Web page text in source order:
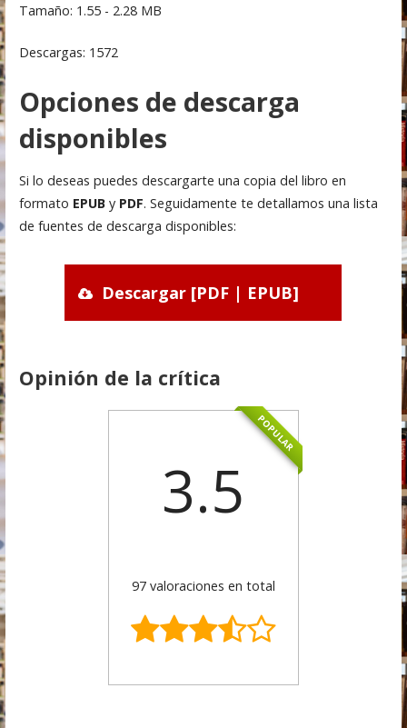
Tamaño: 1.55 - 2.28 MB
Descargas: 1572
Opciones de descarga
disponibles
Si lo deseas puedes descargarte una copia del libro en
formato EPUBy PDF. Seguidamente te detallamos una lista
de fuentes de descarga disponibles:
Descargar [PDF | EPUB]
Opinión de la crítica
POPULAR
3.5
97 valoraciones en total